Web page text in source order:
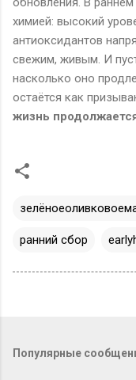
химией: высокий
антиоксидантов
свежим, живым. И
насколько оно
остаётся как
жизнь
ранний сбор
Популярные